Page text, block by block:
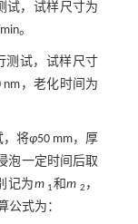
试，试样尺寸为
。
测试，试样尺寸
nm，老化时间为
，将φ50 mm，厚
泡一定时间后取
记为m 1和m 2 ，
公式为：